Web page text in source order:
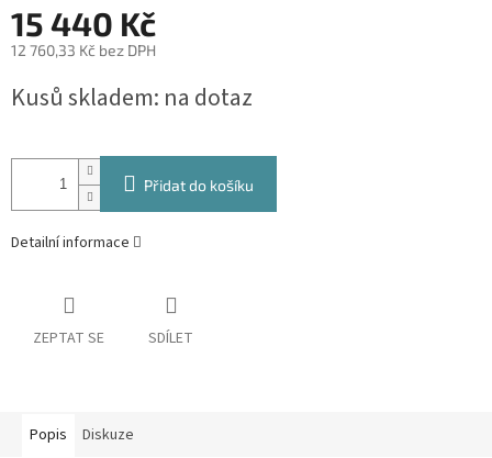
15 440 Kč
12 760,33 Kč bez DPH
cena:
Kusů skladem: na dotaz
Přidat do košíku
Detailní informace
ZEPTAT SE SDÍLET
Popis Diskuze